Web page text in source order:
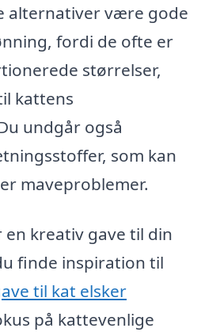
alternativer være gode
fordi de ofte er
størrelser,
kattens
undgår også
som kan
maveproblemer.
en kreativ gave til din
finde inspiration til
til kat elsker
på kattevenlige